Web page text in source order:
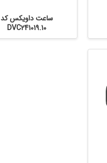
ساعت داویکس کد
DVC241019.10